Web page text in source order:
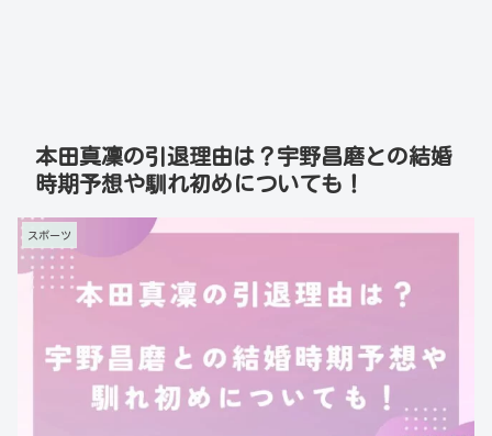
本田真凜の引退理由は？宇野昌磨との結婚
時期予想や馴れ初めについても！
スポーツ